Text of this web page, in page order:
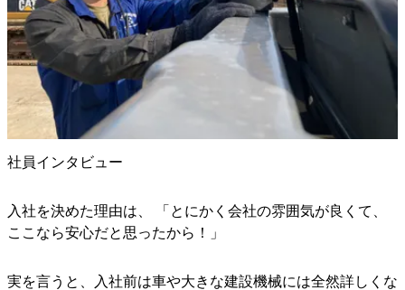
社員インタビュー
入社を決めた理由は、 「とにかく会社の雰囲気が良くて、
ここなら安心だと思ったから！」
実を言うと、入社前は車や大きな建設機械には全然詳しくな